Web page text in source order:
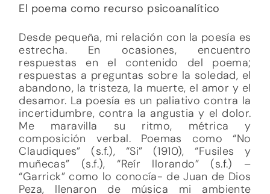
El poema como recurso psicoanalítico
Desde pequeña, mi relación con la poesía es
estrecha. En ocasiones, encuentro
respuestas en el contenido del poema;
respuestas a preguntas sobre la soledad, el
abandono, la tristeza, la muerte, el amor y el
desamor. La poesía es un paliativo contra la
incertidumbre, contra la angustia y el dolor.
Me maravilla su ritmo, métrica y
composición verbal. Poemas como “No
Claudiques” (s.f.), “Si” (1910), “Fusiles y
muñecas” (s.f.), “Reír llorando” (s.f.) –
“Garrick” como lo conocía- de Juan de Dios
Peza, llenaron de música mi ambiente